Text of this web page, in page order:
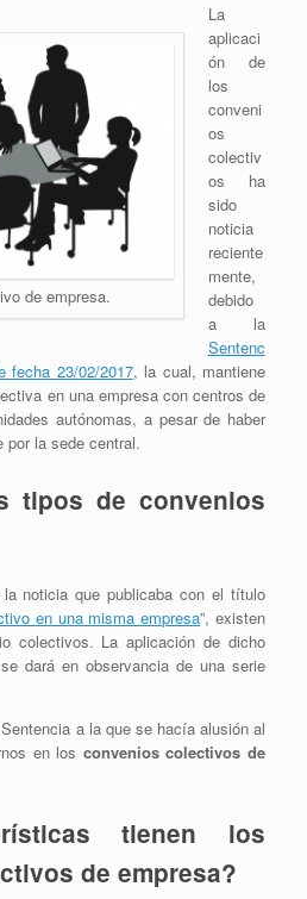
de empresa.
La
aplicaci
ón de
los
conveni
os
colectiv
os ha
sido
noticia
reciente
mente,
debido
a la
Sentenc
fecha 23/02/2017, la cual, mantiene
en una empresa con centros de
autónomas, a pesar de haber
por la sede central.
tipos de convenios
noticia que publicaba con el título
en una misma empresa”, existen
colectivos. La aplicación de dicho
dará en observancia de una serie
a la que se hacía alusión al
en los convenios colectivos de
tienen los
de empresa?